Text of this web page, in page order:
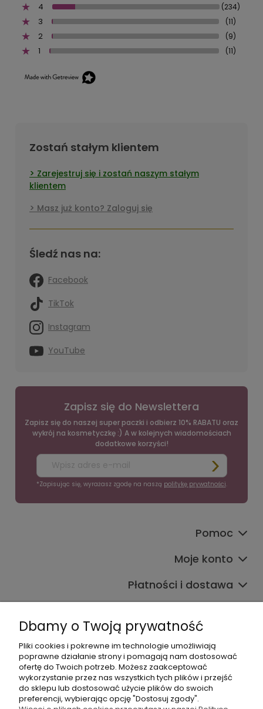
4 (234)
3 (11)
2 (9)
1 (11)
Zostań stałym klientem
Zarejestruj się i zostań naszym stałym
klientem
Masz już konto? Zaloguj się
Śledź nas na:
Facebook
TikTok
Instagram
YouTube
Zapisz się do Newslettera
Zapisz się do naszej super paczki i odbierz 10% RABATU oraz
wykrój na kosmetyczkę :) A w kolejnych wiadomościach
dodatkowe korzyści!
*Zapisując się, wyrażasz zgodę na naszą politykę prywatności.
Pomoc
Moje konto
Płatności i dostawa
Dbamy o Twoją prywatność
Pliki cookies i pokrewne im technologie umożliwiają
poprawne działanie strony i pomagają nam dostosować
ofertę do Twoich potrzeb. Możesz zaakceptować
wykorzystanie przez nas wszystkich tych plików i przejść
do sklepu lub dostosować użycie plików do swoich
preferencji, wybierając opcję "Dostosuj zgody".